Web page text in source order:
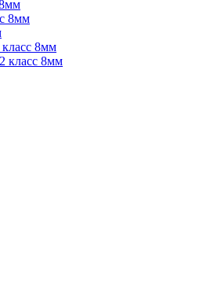
8мм
8мм
класс 8мм